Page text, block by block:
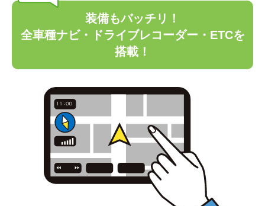
装備もバッチリ！
全車種ナビ・ドライブレコーダー・ETCを
搭載！